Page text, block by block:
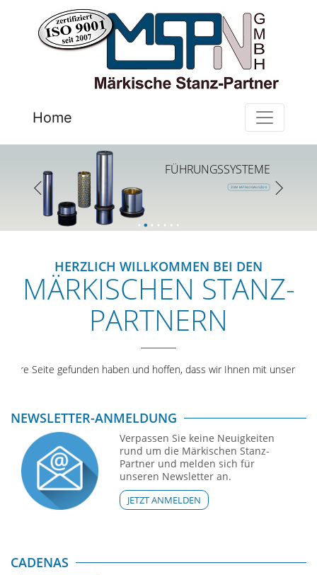
Home
FÜHRUNGSSYSTEME
ZUM KATALOGAUSZUG
HERZLICH WILLKOMMEN BEI DEN
MÄRKISCHEN STANZ-
PARTNERN
Seite gefunden haben und hoffen, dass wir Ihnen mit unserem
NEWSLETTER-ANMELDUNG
Verpassen Sie keine Neuigkeiten
rund um die Märkischen Stanz-
Partner und melden sich für
unseren Newsletter an.
JETZT ANMELDEN
CADENAS